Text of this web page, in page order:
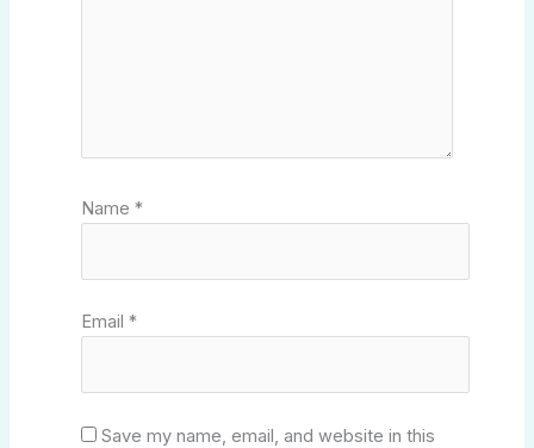
Name*
Email*
Save my name, email, and website in this